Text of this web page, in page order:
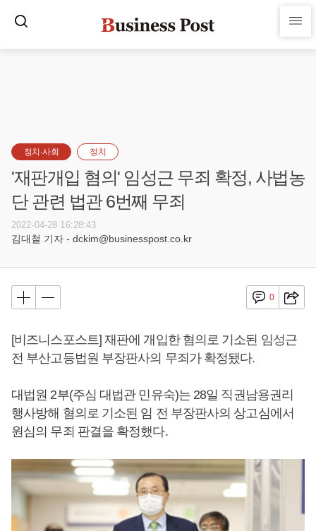
정치·사회 정치
'재판개입 혐의' 임성근 무죄 확정, 사법농
단 관련 법관 6번째 무죄
2022-04-28 16:28:43
김대철 기자 - dckim@businesspost.co.kr
0
[비즈니스포스트] 재판에 개입한 혐의로 기소된 임성근
전 부산고등법원 부장판사의 무죄가 확정됐다.
대법원 2부(주심 대법관 민유숙)는 28일 직권남용권리
행사방해 혐의로 기소된 임 전 부장판사의 상고심에서
원심의 무죄 판결을 확정했다.